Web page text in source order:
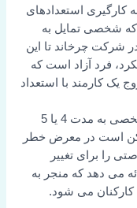
کارگیری استعدادهای
شخصی تمایل به
شرکت چرخاند تا این
فرد آزاد است که
یک کارمند با استعداد
. زمانی که شخصی به مدت 4 یا 5
است در معرض خطر
را برای تغییر
می دهد که منجر به
می شود.